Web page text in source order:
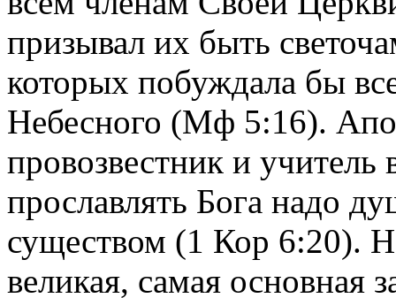
призывал их быть
которых побуждала бы
Небесного (Мф 5:16).
провозвестник и учитель
прославлять Бога надо
существом (1 Кор 6:20).
великая, самая основная